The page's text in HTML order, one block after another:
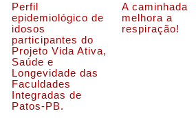
Perfil
epidemiológico de
idosos
participantes do
Projeto Vida Ativa,
Saúde e
Longevidade das
Faculdades
Integradas de
Patos-PB.
A caminhada
melhora a
respiração!